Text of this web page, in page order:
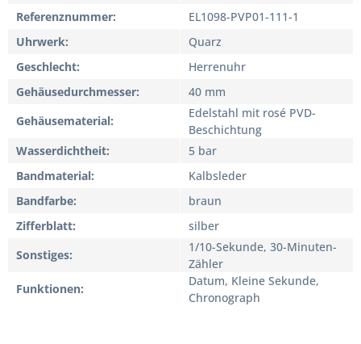
Referenznummer
EL1098-PVP01-111-1
Uhrwerk
Quarz
Geschlecht
Herrenuhr
Gehäusedurchmesser
40 mm
Gehäusematerial
Edelstahl mit rosé PVD-
Beschichtung
Wasserdichtheit
5 bar
Bandmaterial
Kalbsleder
Bandfarbe
braun
Zifferblatt
silber
Sonstiges
1/10-Sekunde, 30-Minuten-
Zähler
Funktionen
Datum, Kleine Sekunde,
Chronograph